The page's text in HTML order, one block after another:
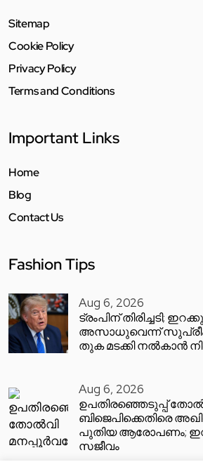
Sitemap
Cookie Policy
Privacy Policy
Terms and Conditions
Important Links
Home
Blog
Contact Us
Fashion Tips
Aug 6, 2026
ട്രംപിന് തിരിച്ചടി;
അസാധുവെന്ന് സുപ്രീം
തുക മടക്കി നൽകാൻ
Aug 6, 2026
ഉപതിരഞ്ഞെടുപ്പ്
ബിജെപിക്കെതിരെ
പുതിയ ആരോപണം;
സജീവം